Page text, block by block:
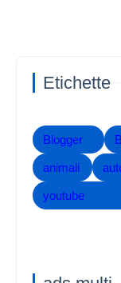
Etichette
Blogger
animali
youtube